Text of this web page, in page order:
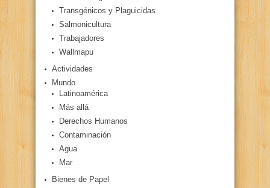
Transgénicos y Plaguicidas
Salmonicultura
Trabajadores
Wallmapu
Actividades
Mundo
Latinoamérica
Más allá
Derechos Humanos
Contaminación
Agua
Mar
Bienes de Papel